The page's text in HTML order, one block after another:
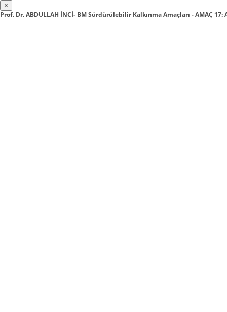
×
Prof. Dr. ABDULLAH İNCİ- BM Sürdürülebilir Kalkınma Amaçları - AMAÇ 17: